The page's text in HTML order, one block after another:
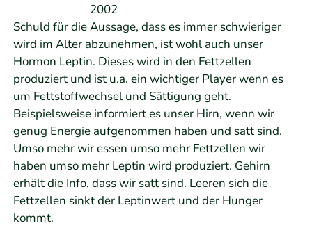
2002
Schuld für die Aussage, dass es immer schwieriger
wird im Alter abzunehmen, ist wohl auch unser
Hormon Leptin. Dieses wird in den Fettzellen
produziert und ist u.a. ein wichtiger Player wenn es
um Fettstoffwechsel und Sättigung geht.
Beispielsweise informiert es unser Hirn, wenn wir
genug Energie aufgenommen haben und satt sind.
Umso mehr wir essen umso mehr Fettzellen wir
haben umso mehr Leptin wird produziert. Gehirn
erhält die Info, dass wir satt sind. Leeren sich die
Fettzellen sinkt der Leptinwert und der Hunger
kommt.